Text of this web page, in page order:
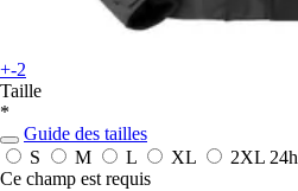
+-2
Taille
*
Guide des tailles
S
M L XL 2XL 24h
Ce champ est requis